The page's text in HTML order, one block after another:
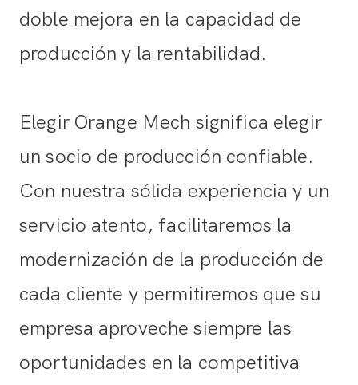
doble mejora en la capacidad de
producción y la rentabilidad.
Elegir Orange Mech significa elegir
un socio de producción confiable.
Con nuestra sólida experiencia y un
servicio atento, facilitaremos la
modernización de la producción de
cada cliente y permitiremos que su
empresa aproveche siempre las
oportunidades en la competitiva